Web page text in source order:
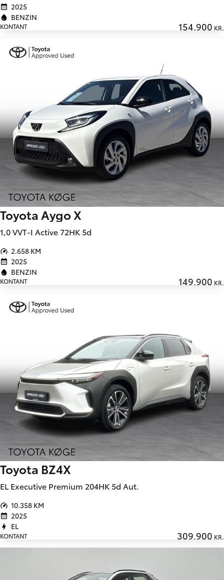
2025
BENZIN
KONTANT 154.900 KR.
Toyota Aygo X
1,0 VVT-I Active 72HK 5d
2.658 KM
2025
BENZIN
KONTANT 149.900 KR.
Toyota BZ4X
EL Executive Premium 204HK 5d Aut.
10.358 KM
2025
EL
KONTANT 309.900 KR.